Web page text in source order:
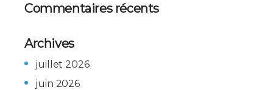
Commentaires récents
Archives
juillet 2026
juin 2026